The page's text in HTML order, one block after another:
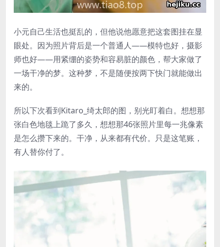
小元自己生活也挺乱的，但他说他愿意把这套图挂在显
眼处。因为照片背后是一个普通人——模特也好，摄影
师也好——用紧绷的姿势和容易脏的颜色，帮大家做了
一场干净的梦。这种梦，不是随便按两下快门就能做出
来的。
所以下次看到Kitaro_绮太郎的图，别光盯着白。想想那
张白色地毯上跪了多久，想想那46张照片里每一兆像素
是怎么攒下来的。干净，从来都有代价。只是这笔账，
有人替你付了。